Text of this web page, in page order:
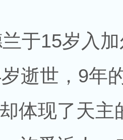
于15岁入加
逝世，9年
体现了天主